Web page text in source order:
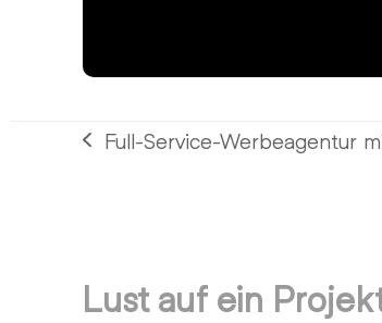
vorheriger
Full-Service-Werbeagentur
Lust auf ein